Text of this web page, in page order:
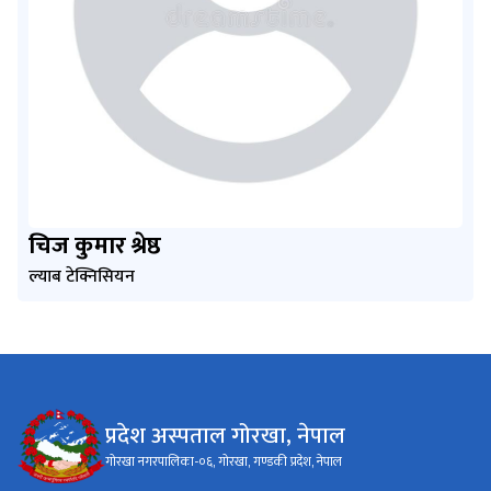
चिज कुमार श्रेष्ठ
ल्याब टेक्निसियन
प्रदेश अस्पताल गोरखा, नेपाल
गोरखा नगरपालिका-०६, गोरखा, गण्डकी प्रदेश, नेपाल